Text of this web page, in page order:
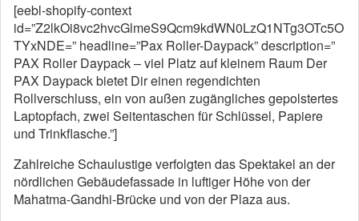
[eebl-shopify-context
id=”Z2lkOi8vc2hvcGlmeS9Qcm9kdWN0LzQ1NTg3OTc5O
TYxNDE=” headline=”Pax Roller-Daypack” description=”
PAX Roller Daypack – viel Platz auf kleinem Raum Der
PAX Daypack bietet Dir einen regendichten
Rollverschluss, ein von außen zugängliches gepolstertes
Laptopfach, zwei Seitentaschen für Schlüssel, Papiere
und Trinkflasche.”]
Zahlreiche Schaulustige verfolgten das Spektakel an der
nördlichen Gebäudefassade in luftiger Höhe von der
Mahatma-Gandhi-Brücke und von der Plaza aus.